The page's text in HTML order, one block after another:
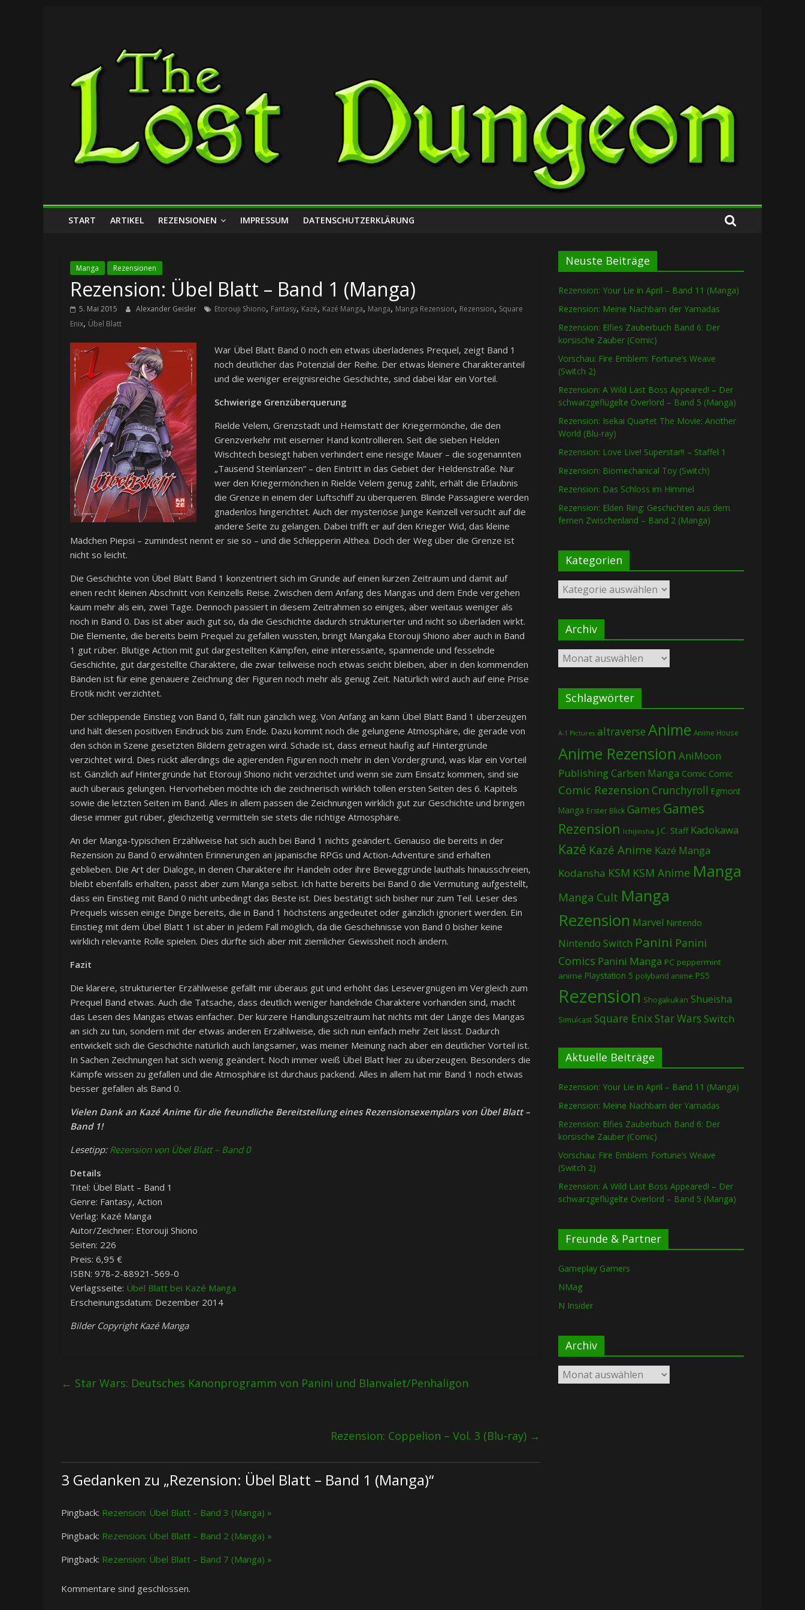
Lost
Dungeon
START ARTIKEL REZENSIONEN IMPRESSUM DATENSCHUTZERKLÄRUNG
Manga Rezensionen
Rezension: Übel Blatt – Band 1 (Manga)
5. Mai 2015 Alexander Geisler Etorouji Shiono, Fantasy, Kazé, Kazé Manga, Manga, Manga Rezension, Rezension, Square
Enix, Übel Blatt
War Übel Blatt Band 0 noch ein etwas überladenes Prequel, zeigt Band 1
noch deutlicher das Potenzial der Reihe. Der etwas kleinere Charakteranteil
und die weniger ereignisreiche Geschichte, sind dabei klar ein Vorteil.
Schwierige Grenzüberquerung
Rielde Velem, Grenzstadt und Heimstatt der Kriegermönche, die den
Grenzverkehr mit eiserner Hand kontrollieren. Seit die sieben Helden
Wischtech besiegt haben verhindert eine riesige Mauer – die sogenannten
„Tausend Steinlanzen“ – den Eintritt in das Gebiet der Heldenstraße. Nur
wer den Kriegermönchen in Rielde Velem genug zahlt, erhält die Erlaubnis
die Grenze in einem der Luftschiff zu überqueren. Blinde Passagiere werden
gnadenlos hingerichtet. Auch der mysteriöse Junge Keinzell versucht auf die
andere Seite zu gelangen. Dabei trifft er auf den Krieger Wid, das kleine
Mädchen Piepsi – zumindest nennt er sie so – und die Schlepperin Althea. Doch der Weg über die Grenze ist
nicht so leicht.
Die Geschichte von Übel Blatt Band 1 konzentriert sich im Grunde auf einen kurzen Zeitraum und damit auf
einen recht kleinen Abschnitt von Keinzells Reise. Zwischen dem Anfang des Mangas und dem Ende vergehen
kaum mehr als ein, zwei Tage. Dennoch passiert in diesem Zeitrahmen so einiges, aber weitaus weniger als
noch in Band 0. Das ist aber auch gut so, da die Geschichte dadurch strukturierter und nicht so überladen wirkt.
Die Elemente, die bereits beim Prequel zu gefallen wussten, bringt Mangaka Etorouji Shiono aber auch in Band
1 gut rüber. Blutige Action mit gut dargestellten Kämpfen, eine interessante, spannende und fesselnde
Geschichte, gut dargestellte Charaktere, die zwar teilweise noch etwas seicht bleiben, aber in den kommenden
Bänden ist für eine genauere Zeichnung der Figuren noch mehr als genug Zeit. Natürlich wird auch auf eine Prise
Erotik nicht verzichtet.
Der schleppende Einstieg von Band 0, fällt nun gänzlich weg. Von Anfang an kann Übel Blatt Band 1 überzeugen
und hält diesen positiven Eindruck bis zum Ende. Dazu kommt noch die gelungene Atmosphäre, die gerade von
den schön in Szene gesetzten Bildern getragen wird. Schade ist, dass erneut häufig auf Hintergründe
verzichtet wird. Dies rückt allerdings die agierenden Figuren noch mehr in den Vordergrund, was klar ein Vorteil
ist. Gänzlich auf Hintergründe hat Etorouji Shiono nicht verzichtet und wenn sie zum Einsatz kommen, sind sie
auch überaus gelungen. Hervorheben möchte ich die zeichnerisch wirklich tollen ersten Seiten des 6. Kapitels
sowie die letzten Seiten im Band. Alles in allem passen die Zeichnungen wirklich gut zur Geschichte und bringen
diese immer gut rüber, gleichzeitig vermitteln sie stets die richtige Atmosphäre.
An der Manga-typischen Erzählweise hat sich auch bei Band 1 nichts geändert. Genauso die bereits in der
Rezension zu Band 0 erwähnten Erinnerungen an japanische RPGs und Action-Adventure sind erhalten
geblieben. Die Art der Dialoge, in denen Charaktere ihr Handeln oder ihre Beweggründe lauthals hinausschreien,
bleibt ebenfalls erhalten, passt aber zum Manga selbst. Ich hatte bereits bei Band 0 die Vermutung aufgestellt,
dass ein Einstieg mit Band 0 nicht unbedingt das Beste ist. Dies bestätigt sich bisher nur zum Teil. Leser des
Prequels wissen einige Dinge bereits, die in Band 1 höchstens angedeutet oder gänzlich ignoriert werden. Ein
Einstieg mit dem Übel Blatt 1 ist aber in jedem Fall möglich, da die Geschehnisse von Band 0 bisher keine
wirklich relevante Rolle spielen. Dies dürfte sich aber mit ziemlicher Gewissheit noch ändern.
Fazit
Die klarere, strukturierter Erzählweise gefällt mir überaus gut und erhöht das Lesevergnügen im Vergleich zum
Prequel Band etwas. Auch die Tatsache, dass deutlich weniger handelnde Charaktere vorhanden sind, macht
das Lesen des Mangas etwas einfacher. Der kürzere Handlungszeitraum hat nichts mit der Länge des Mangas
an sich zu tun, sondern mit der etwas anderen Erzählweise, die sich nun einfach mehr Zeit lässt. Dadurch
entwickelt sich die Geschichte natürlich auch langsamer, was meiner Meinung nach aber ein deutlicher Vorteil ist.
In Sachen Zeichnungen hat sich wenig geändert. Noch immer weiß Übel Blatt hier zu überzeugen. Besonders die
Kämpfe wissen zu gefallen und die Atmosphäre ist durchaus packend. Alles in allem hat mir Band 1 noch etwas
besser gefallen als Band 0.
Vielen Dank an Kazé Anime für die freundliche Bereitstellung eines Rezensionsexemplars von Übel Blatt –
Band 1!
Lesetipp: Rezension von Übel Blatt – Band 0
Details
Titel: Übel Blatt – Band 1
Genre: Fantasy, Action
Verlag: Kazé Manga
Autor/Zeichner: Etorouji Shiono
Seiten: 226
Preis: 6,95 €
ISBN: 978-2-88921-569-0
Verlagsseite: Übel Blatt bei Kazé Manga
Erscheinungsdatum: Dezember 2014
Bilder Copyright Kazé Manga
← Star Wars: Deutsches Kanonprogramm von Panini und Blanvalet/Penhaligon
Rezension: Coppelion – Vol. 3 (Blu-ray) →
3 Gedanken zu „Rezension: Übel Blatt – Band 1 (Manga)“
Pingback: Rezension: Übel Blatt – Band 3 (Manga) »
Pingback: Rezension: Übel Blatt – Band 2 (Manga) »
Pingback: Rezension: Übel Blatt – Band 7 (Manga) »
Kommentare sind geschlossen.
Neuste Beiträge
Rezension: Your Lie in April – Band 11 (Manga)
Rezension: Meine Nachbarn der Yamadas
Rezension: Elfies Zauberbuch Band 6: Der
korsische Zauber (Comic)
Vorschau: Fire Emblem: Fortune’s Weave
(Switch 2)
Rezension: A Wild Last Boss Appeared! – Der
schwarzgeflügelte Overlord – Band 5 (Manga)
Rezension: Isekai Quartet The Movie: Another
World (Blu-ray)
Rezension: Love Live! Superstar!! – Staffel 1
Rezension: Biomechanical Toy (Switch)
Rezension: Das Schloss im Himmel
Rezension: Elden Ring: Geschichten aus dem
fernen Zwischenland – Band 2 (Manga)
Kategorien
Kategorien
Archiv
Archiv
Schlagwörter
A-1 Pictures altraverse Anime Anime House
Anime Rezension AniMoon
PublishingCarlsen Manga Comic Comic
Comic Rezension Crunchyroll Egmont
Manga Erster Blick Games Games
Rezension Ichijinsha J.C. Staff Kadokawa
Kazé Kazé Anime Kazé Manga
Kodansha KSM KSM Anime Manga
Manga Cult Manga
Rezension Marvel Nintendo
Nintendo Switch Panini Panini
Comics Panini Manga PC peppermint
anime Playstation 5 polyband anime PS5
Rezension Shogakukan Shueisha
Simulcast Square EnixStar Wars Switch
Aktuelle Beiträge
Rezension: Your Lie in April – Band 11 (Manga)
Rezension: Meine Nachbarn der Yamadas
Rezension: Elfies Zauberbuch Band 6: Der
korsische Zauber (Comic)
Vorschau: Fire Emblem: Fortune’s Weave
(Switch 2)
Rezension: A Wild Last Boss Appeared! – Der
schwarzgeflügelte Overlord – Band 5 (Manga)
Freunde & Partner
Gameplay Gamers
NMag
N Insider
Archiv
Archiv